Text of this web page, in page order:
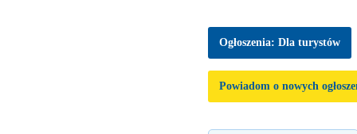
Ogłoszenia: Dla turystów
Powiadom o nowych